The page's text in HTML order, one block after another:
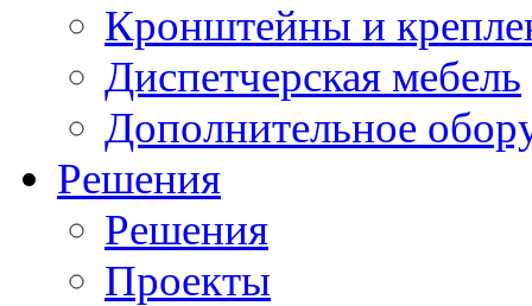
Кронштейны и
Диспетчерская мебель
Дополнительное
Решения
Решения
Проекты